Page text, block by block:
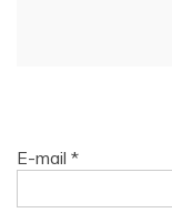
E-mail *